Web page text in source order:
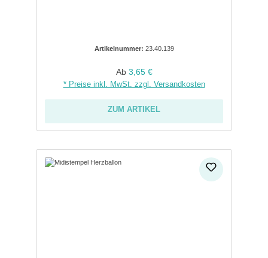
Artikelnummer: 23.40.139
Regulärer Preis:
Ab 3,65 €
* Preise inkl. MwSt. zzgl. Versandkosten
ZUM ARTIKEL